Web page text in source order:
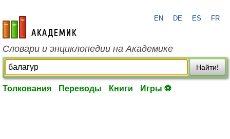
academic.ru
EN DE ES FR
Словари и энциклопедии на Академике
Найти!
Толкования Переводы Книги Игры ⚽